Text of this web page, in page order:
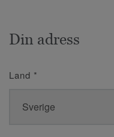
Din adress
Land *